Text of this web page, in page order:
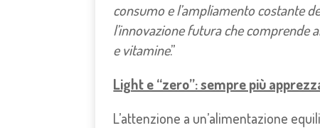
consumo e l’ampliamento costante
l’innovazione futura che comprende
e vitamine.”
Light e “zero”: sempre più
L’attenzione a un’alimentazione